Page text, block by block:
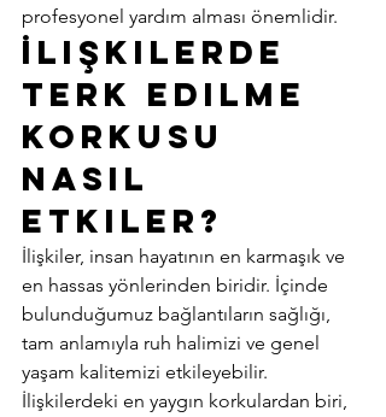
profesyonel yardım alması önemlidir.
İlişkilerde
Terk Edilme
Korkusu
Nasıl
Etkiler?
İlişkiler, insan hayatının en karmaşık ve
en hassas yönlerinden biridir. İçinde
bulunduğumuz bağlantıların sağlığı,
tam anlamıyla ruh halimizi ve genel
yaşam kalitemizi etkileyebilir.
İlişkilerdeki en yaygın korkulardan biri,